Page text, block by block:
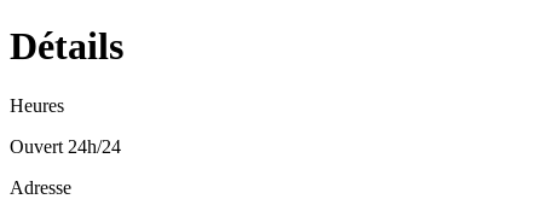
Détails
Heures
Ouvert 24h/24
Adresse